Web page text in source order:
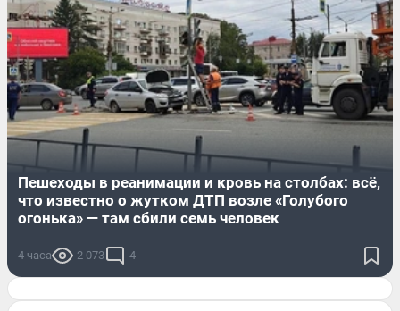
Пешеходы в реанимации и кровь на столбах: всё,
что известно о жутком ДТП возле «Голубого
огонька» — там сбили семь человек
4 часа 2 073 4